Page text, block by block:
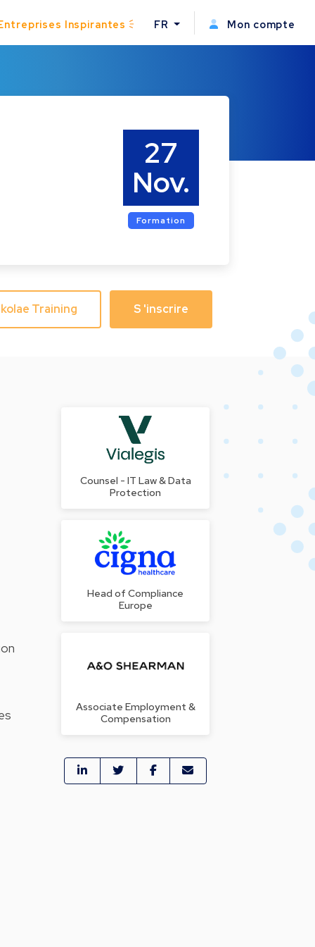
Inspirantes FR Mon compte
27
Nov.
Formation
S 'inscrire
Training
Counsel - IT Law & Data
Protection
Head of Compliance
Europe
Associate Employment &
Compensation